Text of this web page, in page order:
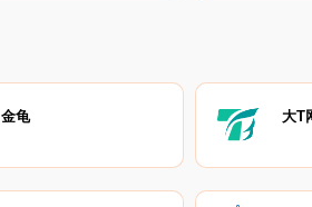
金龟 大T